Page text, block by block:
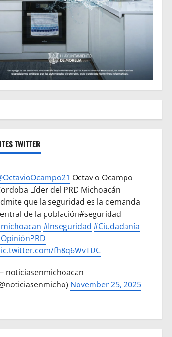
TWITTER
Octavio Ocampo
Líder del PRD Michoacán
que la seguridad es la demanda
de la población#seguridad
#Inseguridad #Ciudadanía
fh8q6WvTDC
noticiasenmichoacan
November 25, 2025